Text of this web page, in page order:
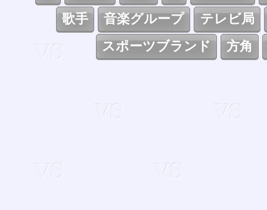
歌手
音楽グループ
テレビ局
スポーツブランド
方角